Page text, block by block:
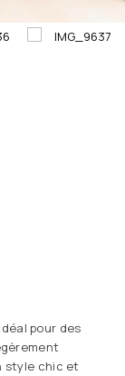
pour des
style chic et